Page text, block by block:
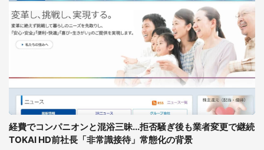
経費でコンパニオンと混浴三昧...拒否騒ぎ後も業者変更で継続
TOKAI HD前社長「非常識接待」常態化の背景